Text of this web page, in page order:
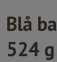
Blå
524 g